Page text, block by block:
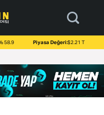
58.9 Piyasa Değeri:$2.21 T